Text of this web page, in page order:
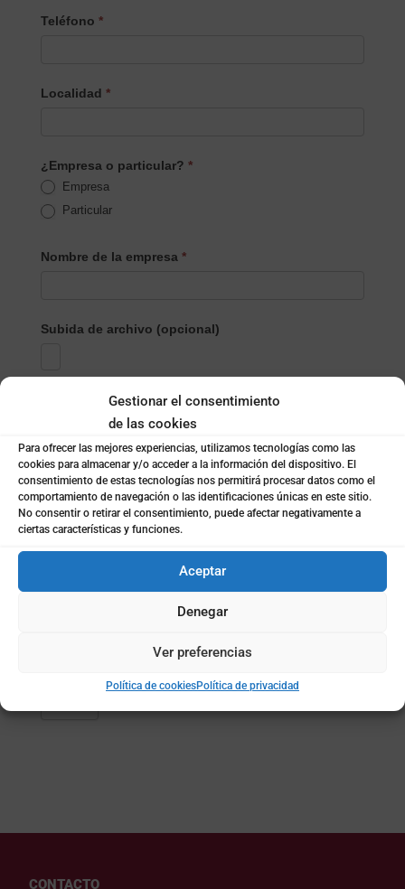
Gestionar el consentimiento
de las cookies
Para ofrecer las mejores experiencias, utilizamos tecnologías como las
cookies para almacenar y/o acceder a la información del dispositivo. El
consentimiento de estas tecnologías nos permitirá procesar datos como el
comportamiento de navegación o las identificaciones únicas en este sitio.
No consentir o retirar el consentimiento, puede afectar negativamente a
ciertas características y funciones.
Aceptar
Denegar
Ver preferencias
Política de cookiesPolítica de privacidad
Teléfono *
Localidad *
¿Empresa o particular? *
Empresa
Particular
Nombre de la empresa *
Subida de archivo (opcional)
Política de privacidad*
He leído y acepto los términos de lapolítica de
Privacidad de Coto Consulting
(newsletters, cursos, informes, etc)
CONTACTO